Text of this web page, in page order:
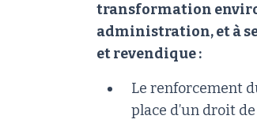
transformation
administration, et à
et revendique :
Le renforcement
place d’un droit